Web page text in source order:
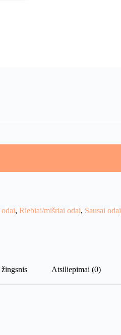
, Riebiai/mišriai odai, Sausai odai
Atsiliepimai (0)